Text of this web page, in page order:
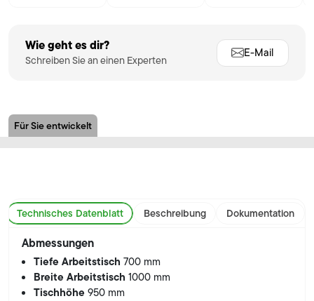
Wie geht es dir?
Schreiben Sie an einen Experten
E-Mail
Für Sie entwickelt
Technisches Datenblatt Beschreibung Dokumentation
Abmessungen
Tiefe Arbeitstisch700 mm
Breite Arbeitstisch1000 mm
Tischhöhe950 mm